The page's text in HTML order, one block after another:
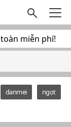
miễn phí!
danmei
ngọt